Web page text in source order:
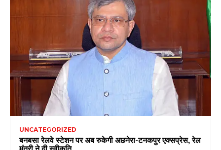
UNCATEGORIZED
बनबसा रेलवे स्टेशन पर अब रुकेगी अछनेरा-टनकपुर एक्सप्रेस, रेल